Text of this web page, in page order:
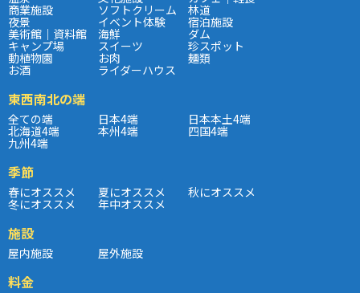
商業施設 ソフトクリーム 林道
夜景 イベント体験 宿泊施設
美術館｜資料館 海鮮 ダム
キャンプ場 スイーツ 珍スポット
動植物園 お肉 麺類
お酒 ライダーハウス
東西南北の端
全ての端 日本4端 日本本土4端
北海道4端 本州4端 四国4端
九州4端
季節
春にオススメ 夏にオススメ 秋にオススメ
冬にオススメ 年中オススメ
施設
屋内施設 屋外施設
料金